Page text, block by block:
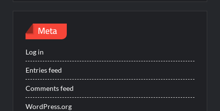
Meta
Log in
Entries feed
Comments feed
WordPress.org